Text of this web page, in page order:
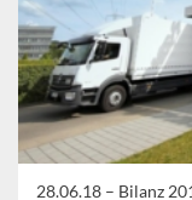
28.06.18 – Bilanz